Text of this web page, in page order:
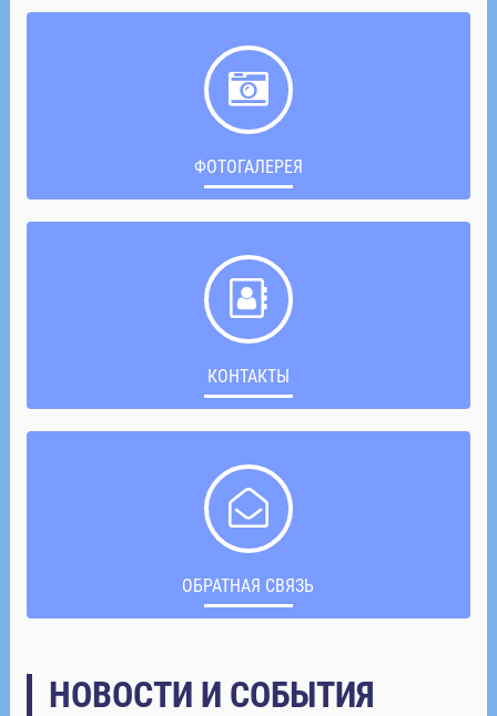
ФОТОГАЛЕРЕЯ
КОНТАКТЫ
ОБРАТНАЯ СВЯЗЬ
НОВОСТИ И СОБЫТИЯ